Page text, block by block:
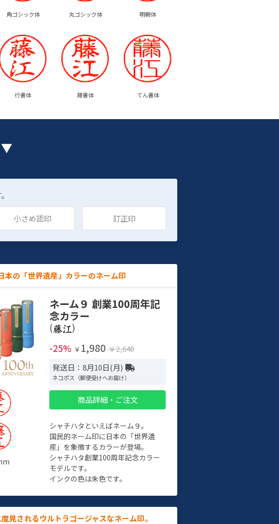
角ゴシック体 丸ゴシック体 明朝体
行書体 隷書体 てん書体
▼
小さめ認印 訂正印
本の「世界遺産」カラーのネーム印
ネーム９ 創業100周年記
念カラー
(
)
-25% ￥ 1,980 ￥2,640
発送日：8月10日(月)
ネコポス（郵便受けへお届け）
商品詳細・ご注文
シャチハタといえばネーム９。
国民的ネーム印に日本の「世界遺
産」を象徴するカラーが登場。
シャチハタ創業100周年記念カラー
モデルです。
インクの色は朱色です。
見されるウルトラゴージャスなネーム印。